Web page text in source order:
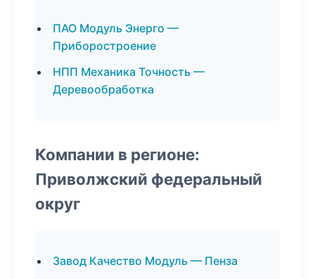
ПАО Модуль Энерго —
Приборостроение
НПП Механика Точность —
Деревообработка
Компании в регионе:
Приволжский федеральный
округ
Завод Качество Модуль — Пенза